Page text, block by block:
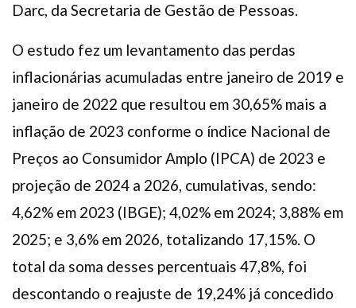
Darc, da Secretaria de Gestão de Pessoas.
O estudo fez um levantamento das perdas
inflacionárias acumuladas entre janeiro de 2019 e
janeiro de 2022 que resultou em 30,65% mais a
inflação de 2023 conforme o índice Nacional de
Preços ao Consumidor Amplo (IPCA) de 2023 e
projeção de 2024 a 2026, cumulativas, sendo:
4,62% em 2023 (IBGE); 4,02% em 2024; 3,88% em
2025; e 3,6% em 2026, totalizando 17,15%. O
total da soma desses percentuais 47,8%, foi
descontando o reajuste de 19,24% já concedido